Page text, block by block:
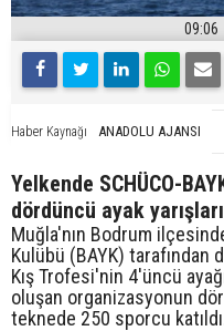
09:06
Haber Kaynağı ANADOLU AJANSI
Yelkende SCHÜCO-
dördüncü ayak
Muğla'nın Bodrum
Kulübü (BAYK) tarafından
Kış Trofesi'nin 4'üncü
oluşan organizasyonun
teknede 250 sporcu